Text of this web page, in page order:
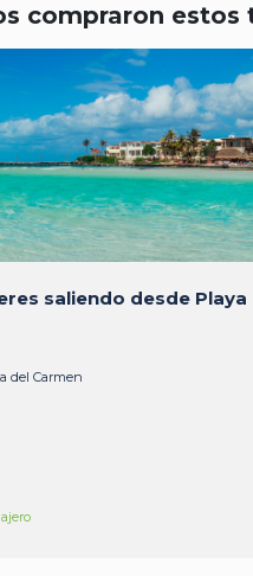
compraron estos
saliendo desde Playa
del Carmen